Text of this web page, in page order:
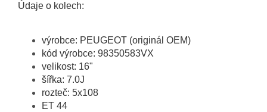
Údaje o kolech:
výrobce: PEUGEOT (originál OEM)
kód výrobce: 98350583VX
velikost: 16"
šířka: 7.0J
rozteč: 5x108
ET 44